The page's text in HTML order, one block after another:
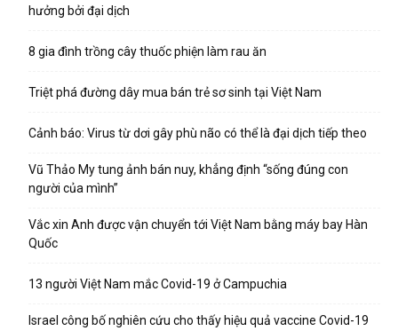
hưởng bởi đại dịch
8 gia đình trồng cây thuốc phiện làm rau ăn
Triệt phá đường dây mua bán trẻ sơ sinh tại Việt Nam
Cảnh báo: Virus từ dơi gây phù não có thể là đại dịch tiếp theo
Vũ Thảo My tung ảnh bán nuy, khẳng định “sống đúng con
người của mình”
Vắc xin Anh được vận chuyển tới Việt Nam bằng máy bay Hàn
Quốc
13 người Việt Nam mắc Covid-19 ở Campuchia
Israel công bố nghiên cứu cho thấy hiệu quả vaccine Covid-19